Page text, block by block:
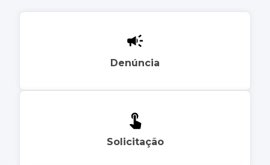
Denúncia
Solicitação